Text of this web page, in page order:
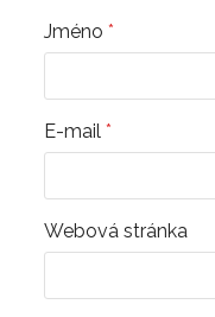
Jméno*
E-mail*
Webová stránka